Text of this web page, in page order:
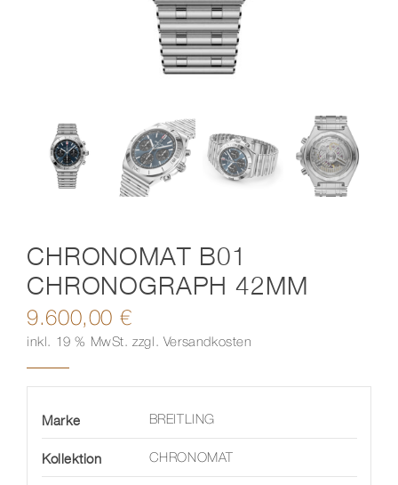
CHRONOMAT B01
CHRONOGRAPH 42MM
9.600,00 €
inkl. 19 % MwSt. zzgl. Versandkosten
Marke BREITLING
Kollektion CHRONOMAT